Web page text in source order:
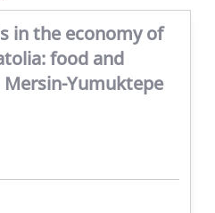
in the economy of
food and
Yumuktepe